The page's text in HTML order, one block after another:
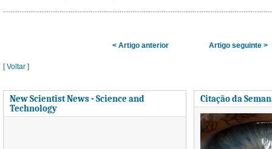
< Artigo anterior Artigo seguinte >
[ Voltar ]
New Scientist News - Science and
Technology
Citação da